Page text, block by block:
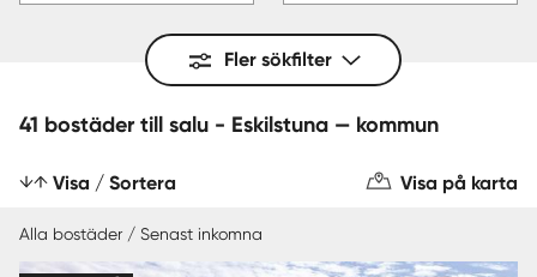
Fler sökfilter
41 bostäder till salu - Eskilstuna — kommun
Visa / Sortera Visa på karta
Alla bostäder / Senast inkomna